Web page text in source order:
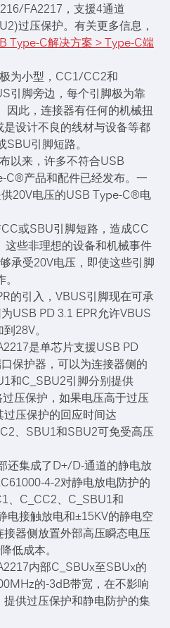
FA2217，支援4通道
过压保护。有关更多信息，
Type-C解决方案 > Type-C端
为小型，CC1/CC2和
引脚旁边，每个引脚极为靠
此，连接器有任何的机械扭
设计不良的线材与设备等都
引脚短路。
以来，许多不符合USB
产品和配件已经发布。一
20V电压的USB Type-C®电
或SBU引脚短路，造成CC
些非理想的设备和机械事件
承受20V电压，即使这些引脚
的引入，VBUS引脚现在可承
USB PD 3.1 EPR允许VBUS
28V。
是单芯片支援USB PD
保护器，可以为连接器侧的
和C_SBU2引脚分别提供
压保护，如果电压高于过压
压保护的回应时间达
、SBU1和SBU2可免受高压
还集成了D+/D-通道的静电放
4-2对静电放电防护的
、C_CC2、C_SBU1和
电接触放电和±15KV的静电空
器侧放置外部高压瞬态电压
低成本。
内部C_SBUx至SBUx的
的-3dB带宽，在不影响
供过压保护和静电防护的集